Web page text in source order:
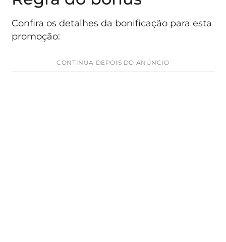
Confira os detalhes da bonificação para esta
promoção:
CONTINUA DEPOIS DO ANÚNCIO